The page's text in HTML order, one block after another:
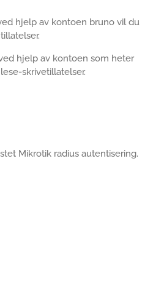
hjelp av kontoen bruno vil du
hjelp av kontoen som heter
skrivetillatelser.
Mikrotik radius autentisering.